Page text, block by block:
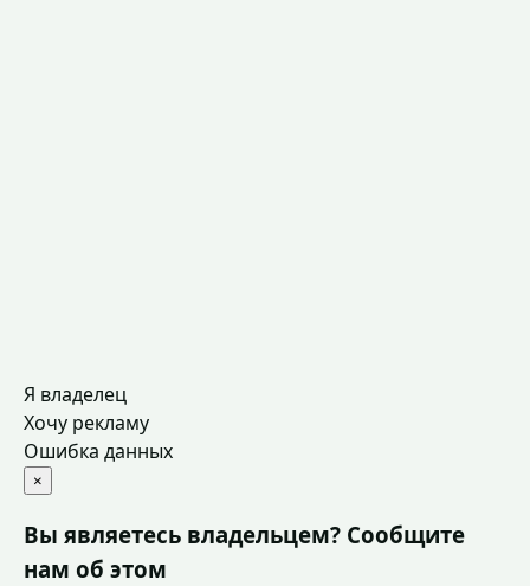
Я владелец
Хочу рекламу
Ошибка данных
×
Вы являетесь владельцем? Сообщите
нам об этом